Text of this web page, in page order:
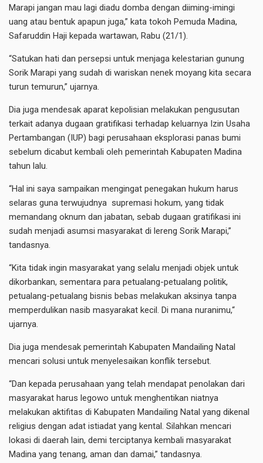
Marapi jangan mau lagi diadu domba dengan diiming-imingi
uang atau bentuk apapun juga,” kata tokoh Pemuda Madina,
Safaruddin Haji kepada wartawan, Rabu (21/1).
“Satukan hati dan persepsi untuk menjaga kelestarian gunung
Sorik Marapi yang sudah di wariskan nenek moyang kita secara
turun temurun,” ujarnya.
Dia juga mendesak aparat kepolisian melakukan pengusutan
terkait adanya dugaan gratifikasi terhadap keluarnya Izin Usaha
Pertambangan (IUP) bagi perusahaan eksplorasi panas bumi
sebelum dicabut kembali oleh pemerintah Kabupaten Madina
tahun lalu.
“Hal ini saya sampaikan mengingat penegakan hukum harus
selaras guna terwujudnya supremasi hokum, yang tidak
memandang oknum dan jabatan, sebab dugaan gratifikasi ini
sudah menjadi asumsi masyarakat di lereng Sorik Marapi,”
tandasnya.
“Kita tidak ingin masyarakat yang selalu menjadi objek untuk
dikorbankan, sementara para petualang-petualang politik,
petualang-petualang bisnis bebas melakukan aksinya tanpa
memperdulikan nasib masyarakat kecil. Di mana nuranimu,“
ujarnya.
Dia juga mendesak pemerintah Kabupaten Mandailing Natal
mencari solusi untuk menyelesaikan konflik tersebut.
“Dan kepada perusahaan yang telah mendapat penolakan dari
masyarakat harus legowo untuk menghentikan niatnya
melakukan aktifitas di Kabupaten Mandailing Natal yang dikenal
religius dengan adat istiadat yang kental. Silahkan mencari
lokasi di daerah lain, demi terciptanya kembali masyarakat
Madina yang tenang, aman dan damai,” tandasnya.